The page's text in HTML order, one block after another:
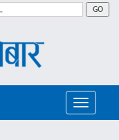
GO
Toggle